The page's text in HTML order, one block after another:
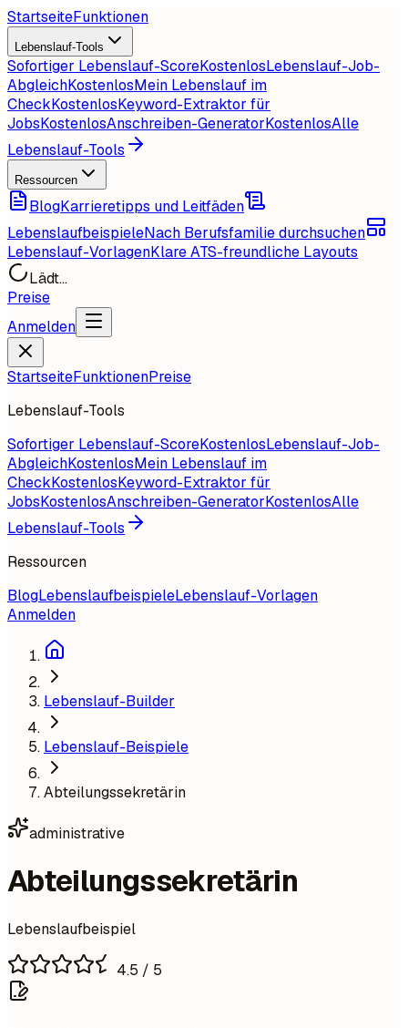
StartseiteFunktionen
Lebenslauf-Tools
Sofortiger Lebenslauf-ScoreKostenlosLebenslauf-Job-
AbgleichKostenlosMein Lebenslauf im
CheckKostenlosKeyword-Extraktor für
JobsKostenlosAnschreiben-GeneratorKostenlosAlle
Lebenslauf-Tools
Ressourcen
BlogKarrieretipps und Leitfäden
LebenslaufbeispieleNach Berufsfamilie durchsuchen
Lebenslauf-VorlagenKlare ATS-freundliche Layouts
Lädt...
Preise
Anmelden
StartseiteFunktionenPreise
Lebenslauf-Tools
Sofortiger Lebenslauf-ScoreKostenlosLebenslauf-Job-
AbgleichKostenlosMein Lebenslauf im
CheckKostenlosKeyword-Extraktor für
JobsKostenlosAnschreiben-GeneratorKostenlosAlle
Lebenslauf-Tools
Ressourcen
BlogLebenslaufbeispieleLebenslauf-Vorlagen
Anmelden
Lebenslauf-Builder
Lebenslauf-Beispiele
Abteilungssekretärin
administrative
Abteilungssekretärin
Lebenslaufbeispiel
4.5 / 5